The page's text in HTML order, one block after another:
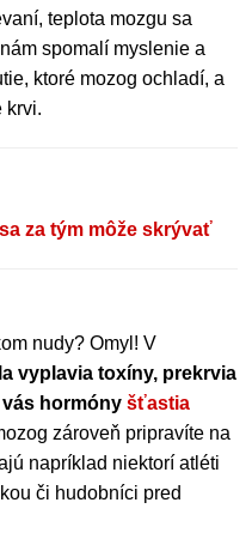
teplota mozgu sa
spomalí myslenie a
ktoré mozog ochladí, a
krvi.
za tým môže skrývať
nudy? Omyl! V
vyplavia toxíny, prekrvia
hormóny šťastia
zároveň pripravíte na
napríklad niektorí atléti
či hudobníci pred